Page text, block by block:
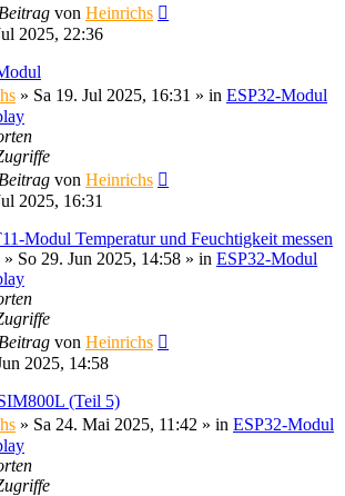
von Heinrichs
2025, 22:36
» Sa 19. Jul 2025, 16:31 » in ESP32-Modul
von Heinrichs
2025, 16:31
Modul Temperatur und Feuchtigkeit messen
» So 29. Jun 2025, 14:58 » in ESP32-Modul
von Heinrichs
2025, 14:58
(Teil 5)
» Sa 24. Mai 2025, 11:42 » in ESP32-Modul